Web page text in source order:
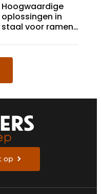
Hoogwaardige
oplossingen in
staal voor ramen,
op